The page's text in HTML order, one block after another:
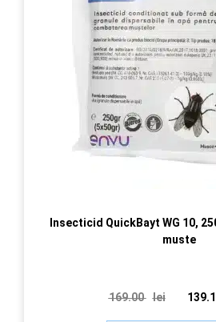
Insecticid QuickBayt WG 10,
muste
169.00 lei